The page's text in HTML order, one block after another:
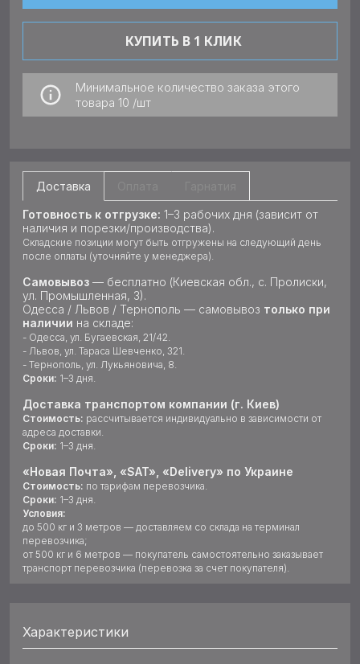
КУПИТЬ В 1 КЛИК
Минимальное количество заказа этого
товара 10 /шт
Доставка
Готовность к отгрузке: 1–3 рабочих дня (зависит от
наличия и порезки/производства).
Складские позиции могут быть отгружены на следующий день
после оплаты (уточняйте у менеджера).
Самовывоз — бесплатно (Киевская обл., с. Пролиски,
ул. Промышленная, 3).
Одесса / Львов / Тернополь — самовывоз только при
наличии на складе:
- Одесса, ул. Бугаевская, 21/42.
- Львов, ул. Тараса Шевченко, 321.
- Тернополь, ул. Лукьяновича, 8.
Сроки: 1–3 дня.
Доставка транспортом компании (г. Киев)
Стоимость: рассчитывается индивидуально в зависимости от
адреса доставки.
Сроки: 1–3 дня.
«Новая Почта», «SAT», «Delivery» по Украине
Стоимость: по тарифам перевозчика.
Сроки: 1–3 дня.
Условия:
до 500 кг и 3 метров — доставляем со склада на терминал
перевозчика;
от 500 кг и 6 метров — покупатель самостоятельно заказывает
транспорт перевозчика (перевозка за счет покупателя).
Характеристики